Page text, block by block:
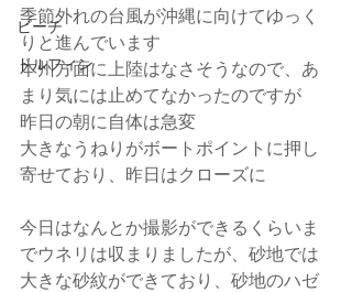
ビーチ
ドルフィン
季節外れの台風が沖縄に向けてゆっく
りと進んでいます
本州方面に上陸はなさそうなので、あ
まり気には止めてなかったのですが
昨日の朝に自体は急変
大きなうねりがボートポイントに押し
寄せており、昨日はクローズに
今日はなんとか撮影ができるくらいま
でウネリは収まりましたが、砂地では
大きな砂紋ができており、砂地のハゼ